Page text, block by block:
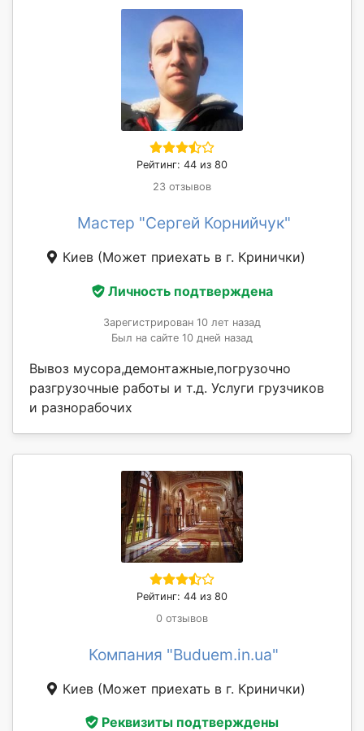
Рейтинг: 44 из 80
23 отзывов
Мастер "Сергей Корнийчук"
Киев (Может приехать в г. Кринички)
Личность подтверждена
Зарегистрирован 10 лет назад
Был на сайте 10 дней назад
Вывоз мусора,демонтажные,погрузочно
разгрузочные работы и т.д. Услуги грузчиков
и разнорабочих
Рейтинг: 44 из 80
0 отзывов
Компания "Buduem.in.ua"
Киев (Может приехать в г. Кринички)
Реквизиты подтверждены